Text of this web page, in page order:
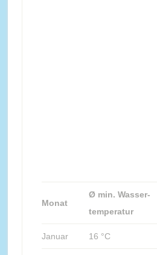
Monat
Ø min. Wasser-
temperatur
Januar 16 °C